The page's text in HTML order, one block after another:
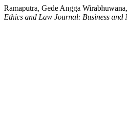
Ramaputra, Gede Angga
Ethics and Law Journal: Business and